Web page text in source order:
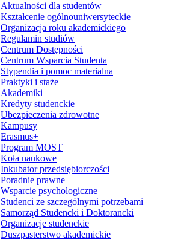
Aktualności dla studentów
Kształcenie ogólnouniwersyteckie
Organizacja roku akademickiego
Regulamin studiów
Centrum Dostępności
Centrum Wsparcia Studenta
Stypendia i pomoc materialna
Praktyki i staże
Akademiki
Kredyty studenckie
Ubezpieczenia zdrowotne
Kampusy
Erasmus+
Program MOST
Koła naukowe
Inkubator przedsiębiorczości
Poradnie prawne
Wsparcie psychologiczne
Studenci ze szczególnymi potrzebami
Samorząd Studencki i Doktorancki
Organizacje studenckie
Duszpasterstwo akademickie